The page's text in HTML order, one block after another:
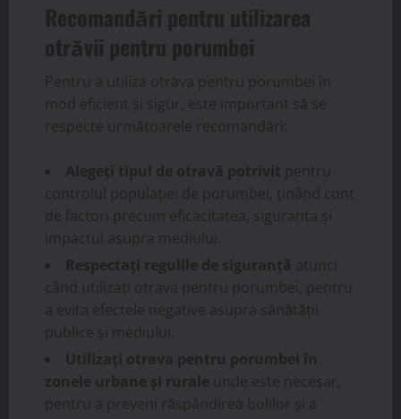
Recomandări pentru utilizarea
otrăvii pentru porumbei
Pentru a utiliza otrava pentru porumbei în
mod eficient și sigur, este important să se
respecte următoarele recomandări:
Alegeți tipul de otravă potrivit pentru
controlul populației de porumbei, ținând cont
de factori precum eficacitatea, siguranța și
impactul asupra mediului.
Respectați regulile de siguranță atunci
când utilizați otrava pentru porumbei, pentru
a evita efectele negative asupra sănătății
publice și mediului.
Utilizați otrava pentru porumbei în
zonele urbane și rurale unde este necesar,
pentru a preveni răspândirea bolilor și a